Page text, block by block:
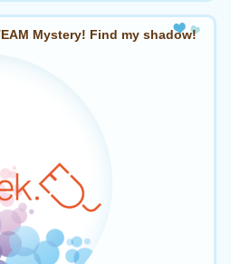
Mystery! Find my shadow!